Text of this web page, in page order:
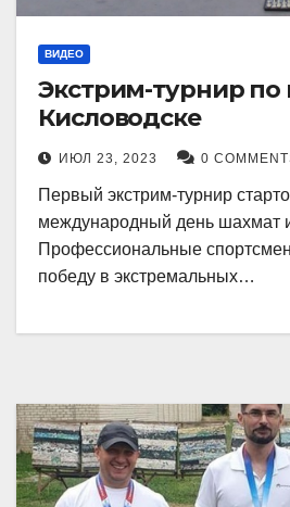
ВИДЕО
Экстрим-турнир
Кисловодске
ИЮЛ 23, 2023 0
Первый экстрим-турнир
международный день шахмат
Профессиональные
победу в экстремальных…